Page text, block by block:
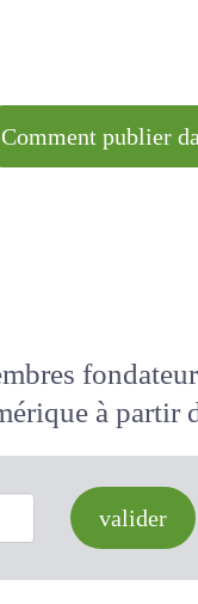
publier
numériqueà
valider